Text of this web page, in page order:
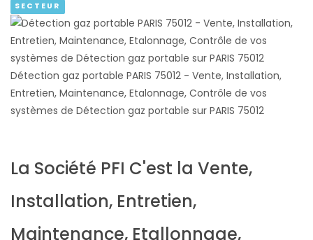
SECTEUR
Détection gaz portable PARIS 75012 - Vente, Installation,
Entretien, Maintenance, Etalonnage, Contrôle de vos
systèmes de Détection gaz portable sur PARIS 75012
La Société PFI C'est la Vente,
Installation, Entretien,
Maintenance, Etallonnage,